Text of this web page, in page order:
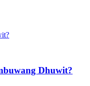
Dhuwit?